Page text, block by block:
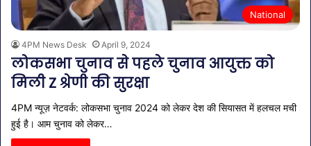
National
4PM News Desk April 9, 2024
लोकसभा चुनाव से पहले चुनाव आयुक्त को
मिली Z श्रेणी की सुरक्षा
4PM न्यूज़ नेटवर्क: लोकसभा चुनाव 2024 को लेकर देश की सियासत में हलचल मची
हुई है। आम चुनाव को लेकर…